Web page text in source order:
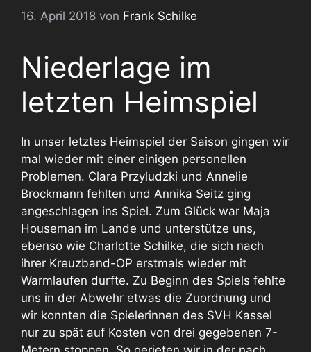
16. April 2018 von Frank Schilke
Niederlage im
letzten Heimspiel
In unser letztes Heimspiel der Saison gingen wir
mal wieder mit einer einigen personellen
Problemen. Clara Przyludzki und Annelie
Brockmann fehlten und Annika Seitz ging
angeschlagen ins Spiel. Zum Glück war Maja
Houseman im Lande und unterstütze uns,
ebenso wie Charlotte Schilke, die sich nach
ihrer Kreuzband-OP erstmals wieder mit
Warmlaufen durfte. Zu Beginn des Spiels fehlte
uns in der Abwehr etwas die Zuordnung und
wir konnten die Spielerinnen des SVH Kassel
nur zu spät auf Kosten von drei gegebenen 7-